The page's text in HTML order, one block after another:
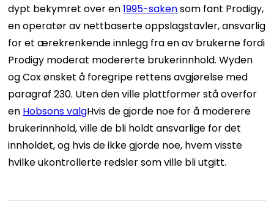
dypt bekymret over en1995-sakensom fant Prodigy,
en operatør av nettbaserte oppslagstavler, ansvarlig
for et ærekrenkende innlegg fra en av brukerne fordi
Prodigy moderat modererte brukerinnhold. Wyden
og Cox ønsket å foregripe rettens avgjørelse med
paragraf 230. Uten den ville plattformer stå overfor
en Hobsons valgHvis de gjorde noe for å moderere
brukerinnhold, ville de bli holdt ansvarlige for det
innholdet, og hvis de ikke gjorde noe, hvem visste
hvilke ukontrollerte redsler som ville bli utgitt.